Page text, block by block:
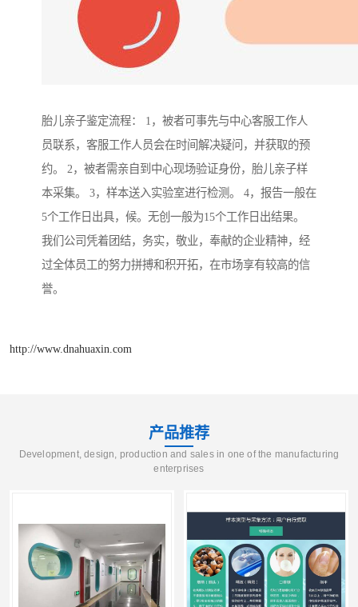
胎儿亲子鉴定流程： 1，被者可事先与中心客服工作人
员联系，客服工作人员会在时间解决疑问，并获取的预
约。 2，被者需亲自到中心现场验证身份，胎儿亲子样
本采集。 3，样本送入实验室进行检测。 4，报告一般在
5个工作日出具，候。无创一般为15个工作日出结果。
我们公司凭着团结，务实，敬业，奉献的企业精神，经
过全体员工的努力拼搏和积开拓，在市场享有较高的信
誉。
http://www.dnahuaxin.com
产品推荐
Development, design, production and sales in one of the manufacturing
enterprises